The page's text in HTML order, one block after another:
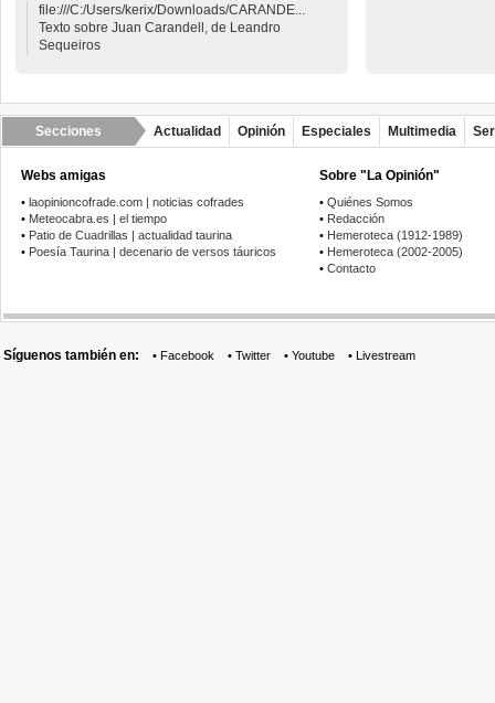
file:///C:/Users/kerix/Downloads/CARANDE...
Texto sobre Juan Carandell, de Leandro
Sequeiros
Secciones Actualidad Opinión Especiales Multimedia
Webs amigas
• laopinioncofrade.com | noticias cofrades
• Meteocabra.es | el tiempo
• Patio de Cuadrillas | actualidad taurina
• Poesía Taurina | decenario de versos táuricos
Sobre "La Opinión"
• Quiénes Somos
• Redacción
• Hemeroteca (1912-1989)
• Hemeroteca (2002-2005)
• Contacto
Síguenos también en: • Facebook • Twitter • Youtube • Livestream